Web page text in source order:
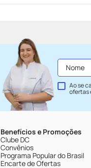
Ao se
ofertas
Benefícios e Promoções
Clube DC
Convênios
Programa Popular do Brasil
Encarte de Ofertas